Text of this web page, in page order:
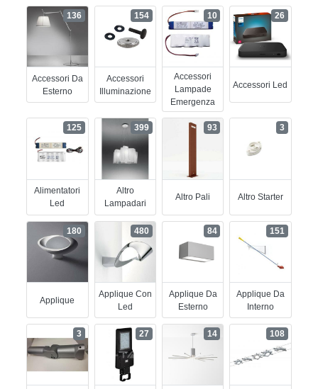
Accessori Da
Esterno
136
Accessori
Illuminazione
154
Accessori
Lampade
Emergenza
10
Accessori Led
26
Alimentatori
Led
125
Altro
Lampadari
399
Altro Pali
93
Altro Starter
3
Applique
180
Applique Con
Led
480
Applique Da
Esterno
84
Applique Da
Interno
151
3 27 14 108